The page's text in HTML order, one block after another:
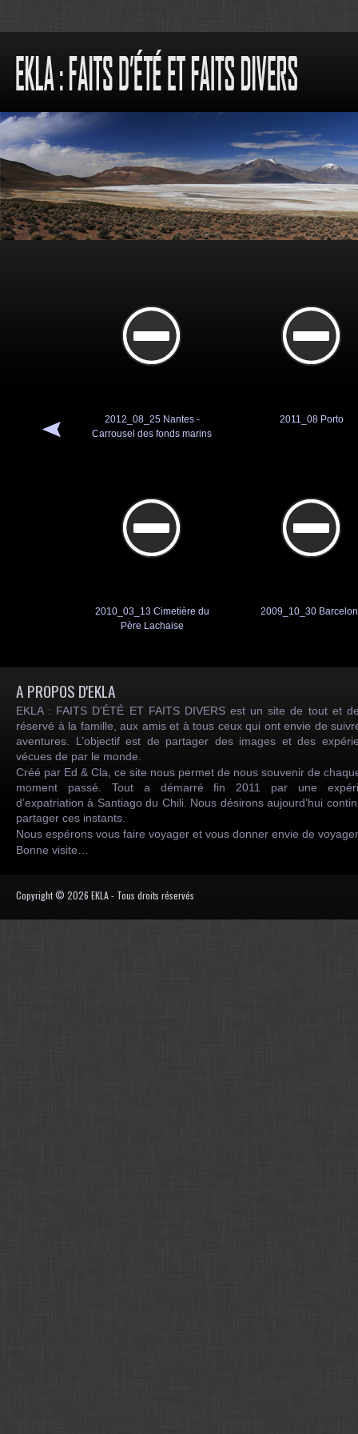
2012_08_25 Nantes -
Carrousel des fonds marins
2011_08 Porto
2010_03_13 Cimetière du
Père Lachaise
2009_10_30
A PROPOS D'EKLA
EKLA : FAITS D’ÉTÉ ET FAITS DIVERS est un site de tout et
réservé à la famille, aux amis et à tous ceux qui ont envie de
aventures. L’objectif est de partager des images et des
vécues de par le monde.
Créé par Ed & Cla, ce site nous permet de nous souvenir de
moment passé. Tout a démarré fin 2011 par une
d’expatriation à Santiago du Chili. Nous désirons aujourd’hui
partager ces instants.
Nous espérons vous faire voyager et vous donner envie de
Bonne visite…
Copyright © 2026 EKLA - Tous droits réservés